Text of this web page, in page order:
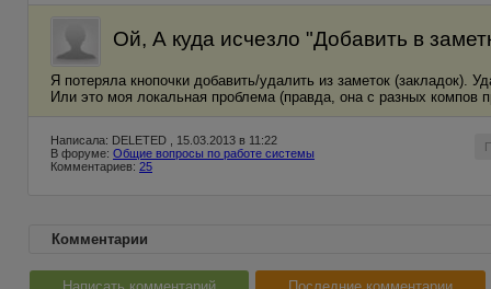
Ой, А куда исчезло "Добавить в
Я потеряла кнопочки добавить/удалить из заметок (закладок).
Или это моя локальная проблема (правда, она с разных компов
Написала: DELETED , 15.03.2013 в 11:22
В форуме: Общие вопросы по работе системы
Комментариев: 25
Комментарии